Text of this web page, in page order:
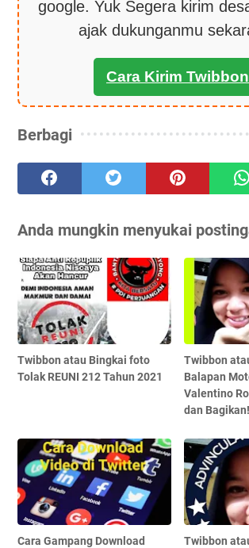
google. Yuk Segera kirim
ajak dukunganmu
Cara Kirim Twibbon
Berbagi
Anda mungkin menyukai
Twibbon atau Bingkai foto
Tolak REUNI 212 Tahun 2021
Twibbon
Balapan
Valentino
dan Bagikan!
Cara Gampang Download
Twibbon